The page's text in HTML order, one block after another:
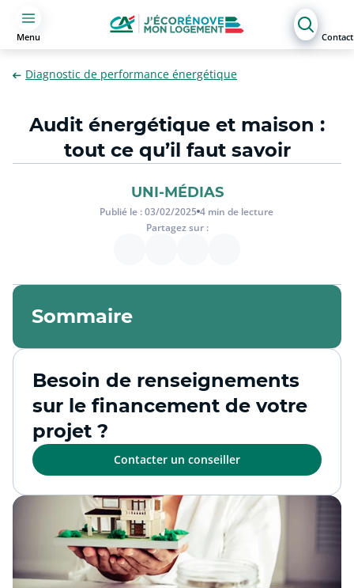
Menu Contact
Diagnostic de performance énergétique
Audit énergétique et maison :
tout ce qu’il faut savoir
UNI-MÉDIAS
Publié le :03/02/2025 4 min de lecture
Partagez sur :
Sommaire
Besoin de renseignements
sur le financement de votre
projet ?
Contacter un conseiller